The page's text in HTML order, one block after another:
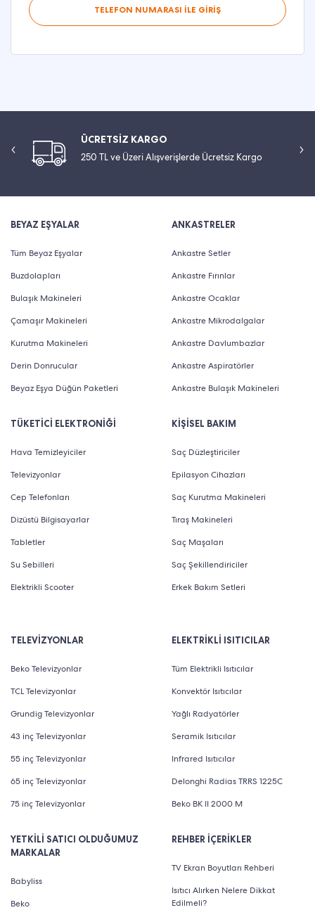
TELEFON NUMARASI İLE GİRİŞ
ÜCRETSİZ KARGO
250 TL ve Üzeri Alışverişlerde Ücretsiz Kargo
BEYAZ EŞYALAR
Tüm Beyaz Eşyalar
Buzdolapları
Bulaşık Makineleri
Çamaşır Makineleri
Kurutma Makineleri
Derin Donrucular
Beyaz Eşya Düğün Paketleri
TÜKETİCİ ELEKTRONİĞİ
Hava Temizleyiciler
Televizyonlar
Cep Telefonları
Dizüstü Bilgisayarlar
Tabletler
Su Sebilleri
Elektrikli Scooter
ANKASTRELER
Ankastre Setler
Ankastre Fırınlar
Ankastre Ocaklar
Ankastre Mikrodalgalar
Ankastre Davlumbazlar
Ankastre Aspiratörler
Ankastre Bulaşık Makineleri
KİŞİSEL BAKIM
Saç Düzleştiriciler
Epilasyon Cihazları
Saç Kurutma Makineleri
Tıraş Makineleri
Saç Maşaları
Saç Şekillendiriciler
Erkek Bakım Setleri
TELEVİZYONLAR
Beko Televizyonlar
TCL Televizyonlar
Grundig Televizyonlar
43 inç Televizyonlar
55 inç Televizyonlar
65 inç Televizyonlar
75 inç Televizyonlar
YETKİLİ SATICI OLDUĞUMUZ
MARKALAR
Babyliss
Beko
ELEKTRİKLİ ISITICILAR
Tüm Elektrikli Isıtıcılar
Konvektör Isıtıcılar
Yağlı Radyatörler
Seramik Isıtıcılar
Infrared Isıtıcılar
Delonghi Radias TRRS 1225C
Beko BK II 2000 M
REHBER İÇERİKLER
TV Ekran Boyutları Rehberi
Isıtıcı Alırken Nelere Dikkat
Edilmeli?